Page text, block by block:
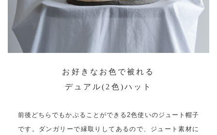
お好きなお色で被れる
デュアル(2色)ハット
前後どちらでもかぶることができる2色使いのジュート帽子
です。ダンガリーで縁取りしてあるので、ジュート素材に